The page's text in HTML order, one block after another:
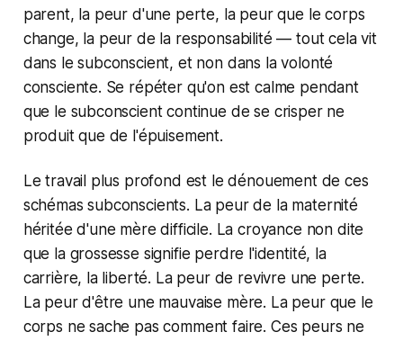
parent, la peur d'une perte, la peur que le corps
change, la peur de la responsabilité — tout cela vit
dans le subconscient, et non dans la volonté
consciente. Se répéter qu'on est calme pendant
que le subconscient continue de se crisper ne
produit que de l'épuisement.
Le travail plus profond est le dénouement de ces
schémas subconscients. La peur de la maternité
héritée d'une mère difficile. La croyance non dite
que la grossesse signifie perdre l'identité, la
carrière, la liberté. La peur de revivre une perte.
La peur d'être une mauvaise mère. La peur que le
corps ne sache pas comment faire. Ces peurs ne